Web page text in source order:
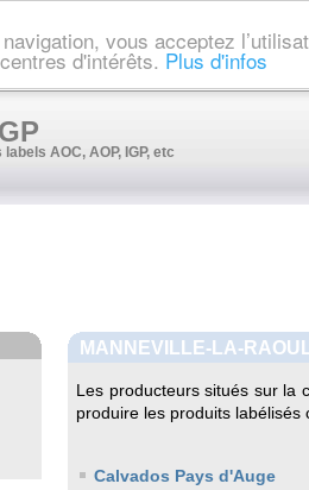
vous acceptez
d'intérêts. Plus d'infos
AOC, AOP, IGP, etc
MANNEVILLE-LA-
Les producteurs situés sur la
produire les produits labélisés
Calvados Pays d'Auge